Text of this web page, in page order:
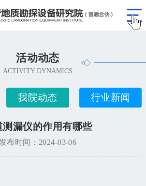
活动动态
ACTIVITY DYNAMICS
我院动态 行业新闻
测漏仪的作用有哪些
发布时间：2024-03-06